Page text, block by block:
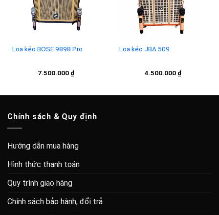
Loa kéo BOSE 9898 Pro
7.500.000 ₫
Loa kéo JBA 509
4.500.000 ₫
Chính sách & Quy định
Hướng dẫn mua hàng
Hình thức thanh toán
Quy trình giao hàng
Chính sách bảo hành, đổi trả